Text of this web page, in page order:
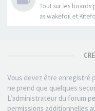
Tout sur les
as wakefoil et
Vous devez être enregistré
ne prend que quelques
L’administrateur du forum
permissions additionnelles